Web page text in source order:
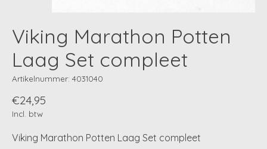
Viking Marathon Potten
Laag Set compleet
Artikelnummer: 4031040
€24,95
Incl. btw
Viking Marathon Potten Laag Set compleet